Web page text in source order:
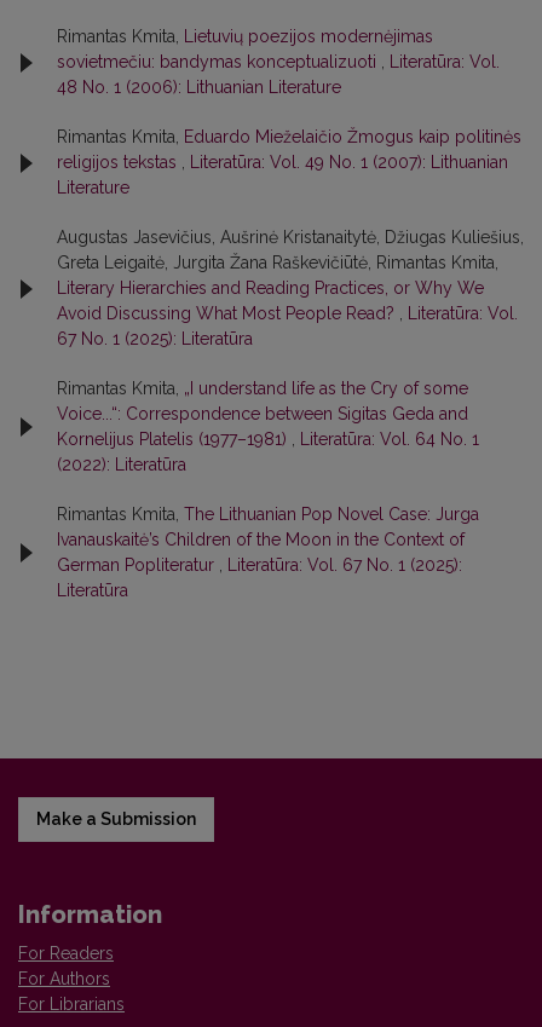
Rimantas Kmita,
Lietuvių poezijos modernėjimas
sovietmečiu: bandymas konceptualizuoti
Literatūra: Vol.
48 No. 1 (2006): Lithuanian Literature
Rimantas Kmita,
Eduardo Mieželaičio Žmogus kaip politinės
religijos tekstas
Literatūra: Vol. 49 No. 1 (2007): Lithuanian
Literature
Augustas Jasevičius, Aušrinė Kristanaitytė, Džiugas Kuliešius,
Greta Leigaitė, Jurgita Žana Raškevičiūtė, Rimantas Kmita,
Literary Hierarchies and Reading Practices, or Why We
Avoid Discussing What Most People Read?
Literatūra: Vol.
67 No. 1 (2025): Literatūra
Rimantas Kmita, „I understand life as the Cry of some
Voice...“: Correspondence between Sigitas Geda and
Kornelijus Platelis (1977–1981)
Literatūra: Vol. 64 No. 1
(2022): Literatūra
Rimantas Kmita, The Lithuanian Pop Novel Case: Jurga
Ivanauskaitė’s Children of the Moon in the Context of
German Popliteratur
Literatūra: Vol. 67 No. 1 (2025):
Literatūra
Make a Submission
Information
For Readers
For Authors
For Librarians